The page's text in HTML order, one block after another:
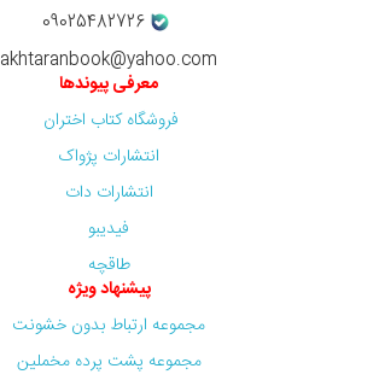
09025482726
akhtaranbook@yahoo.com
معرفی پیوندها
فروشگاه کتاب اختران
انتشارات پژواک
انتشارات دات
فیدیبو
طاقچه
پیشنهاد ویژه
مجموعه ارتباط بدون خشونت
مجموعه پشت پرده مخملین